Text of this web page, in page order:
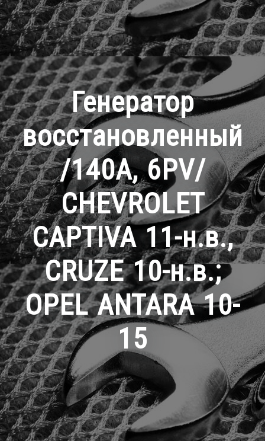
Генератор
восстановленный
/140A, 6PV/
CHEVROLET
CAPTIVA 11-н.в.,
CRUZE 10-н.в.;
OPEL ANTARA 10-
15